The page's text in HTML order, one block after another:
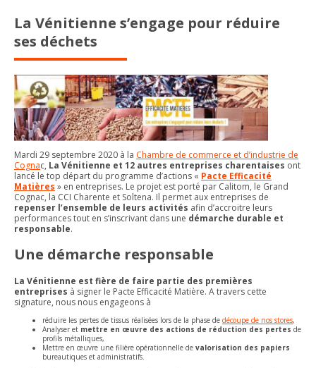
La Vénitienne s’engage pour réduire
ses déchets
Mardi 29 septembre 2020 à la Chambre de commerce et d’industrie de
Cognac, La Vénitienne et 12 autres entreprises charentaises ont
lancé le top départ du programme d’actions « Pacte Efficacité
Matières » en entreprises. Le projet est porté par Calitom, le Grand
Cognac, la CCI Charente et Soltena. Il permet aux entreprises de
repenser l’ensemble de leurs activités afin d’accroitre leurs
performances tout en s’inscrivant dans une démarche durable et
responsable.
Une démarche responsable
La Vénitienne est fière de faire partie des premières
entreprises à signer le Pacte Efficacité Matière. A travers cette
signature, nous nous engageons à
réduire les pertes de tissus réalisées lors de la phase de découpe de nos stores,
Analyser et mettre en œuvre des actions de réduction des pertes de
profils métalliques,
Mettre en œuvre une filière opérationnelle de valorisation des papiers
bureautiques et administratifs.